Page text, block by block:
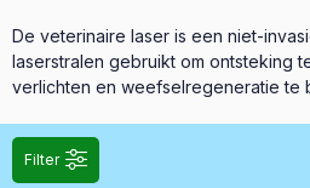
De veterinaire laser is een niet-
laserstralen gebruikt om ontsteking
verlichten en weefselregeneratie te
Filter